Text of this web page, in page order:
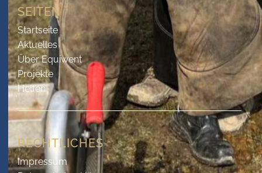
SEITEN
Startseite
Aktuelles
Über Equiwent
Projekte
Helfen
RECHTLICHES
Impressum